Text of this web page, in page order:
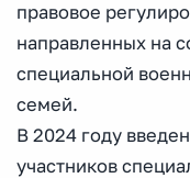
правовое
направленных на
специальной
семей.
В 2024 году
участников